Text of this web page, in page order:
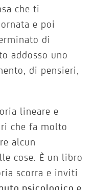
che ti
e poi
di
addosso uno
di pensieri,
lineare e
che fa molto
alcun
cose. È un libro
scorra e inviti